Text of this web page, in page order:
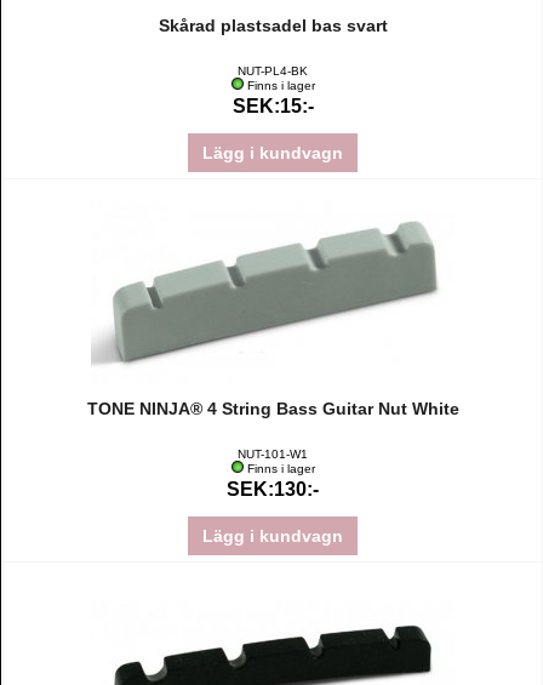
Skårad plastsadel bas svart
NUT-PL4-BK
Finns i lager
SEK:15:-
Lägg i kundvagn
TONE NINJA® 4 String Bass Guitar Nut White
NUT-101-W1
Finns i lager
SEK:130:-
Lägg i kundvagn